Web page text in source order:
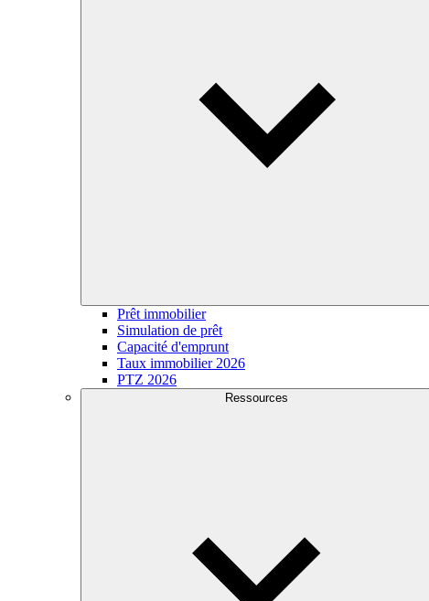
Prêt immobilier
Simulation de prêt
Capacité d'emprunt
Taux immobilier 2026
PTZ 2026
Ressources